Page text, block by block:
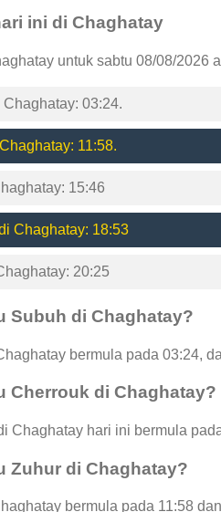
ini di Chaghatay
untuk sabtu 08/08/2026
03:24.
11:58.
15:46
Chaghatay: 18:53
20:25
Subuh di Chaghatay?
bermula pada 03:24,
Cherrouk di Chaghatay?
Chaghatay hari ini bermula
Zuhur di Chaghatay?
bermula pada 11:58